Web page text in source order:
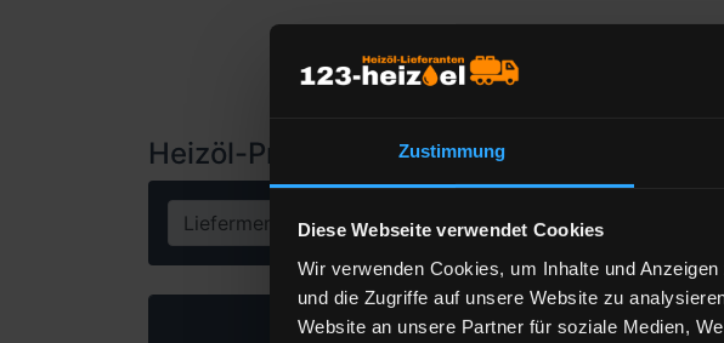
Zustimmung
Diese Webseite verwendet Cookies
Wir verwenden Cookies, um Inhalte und
und die Zugriffe auf unsere Website zu
Website an unsere Partner für soziale Medien,
Heizöl-Preisangebot für 30159 Hannover
Liefermenge Liter